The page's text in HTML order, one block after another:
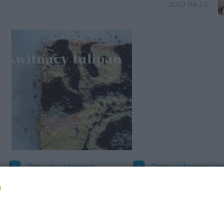
2012-04-13
Dodaj do ulubionych
Oznacz jako